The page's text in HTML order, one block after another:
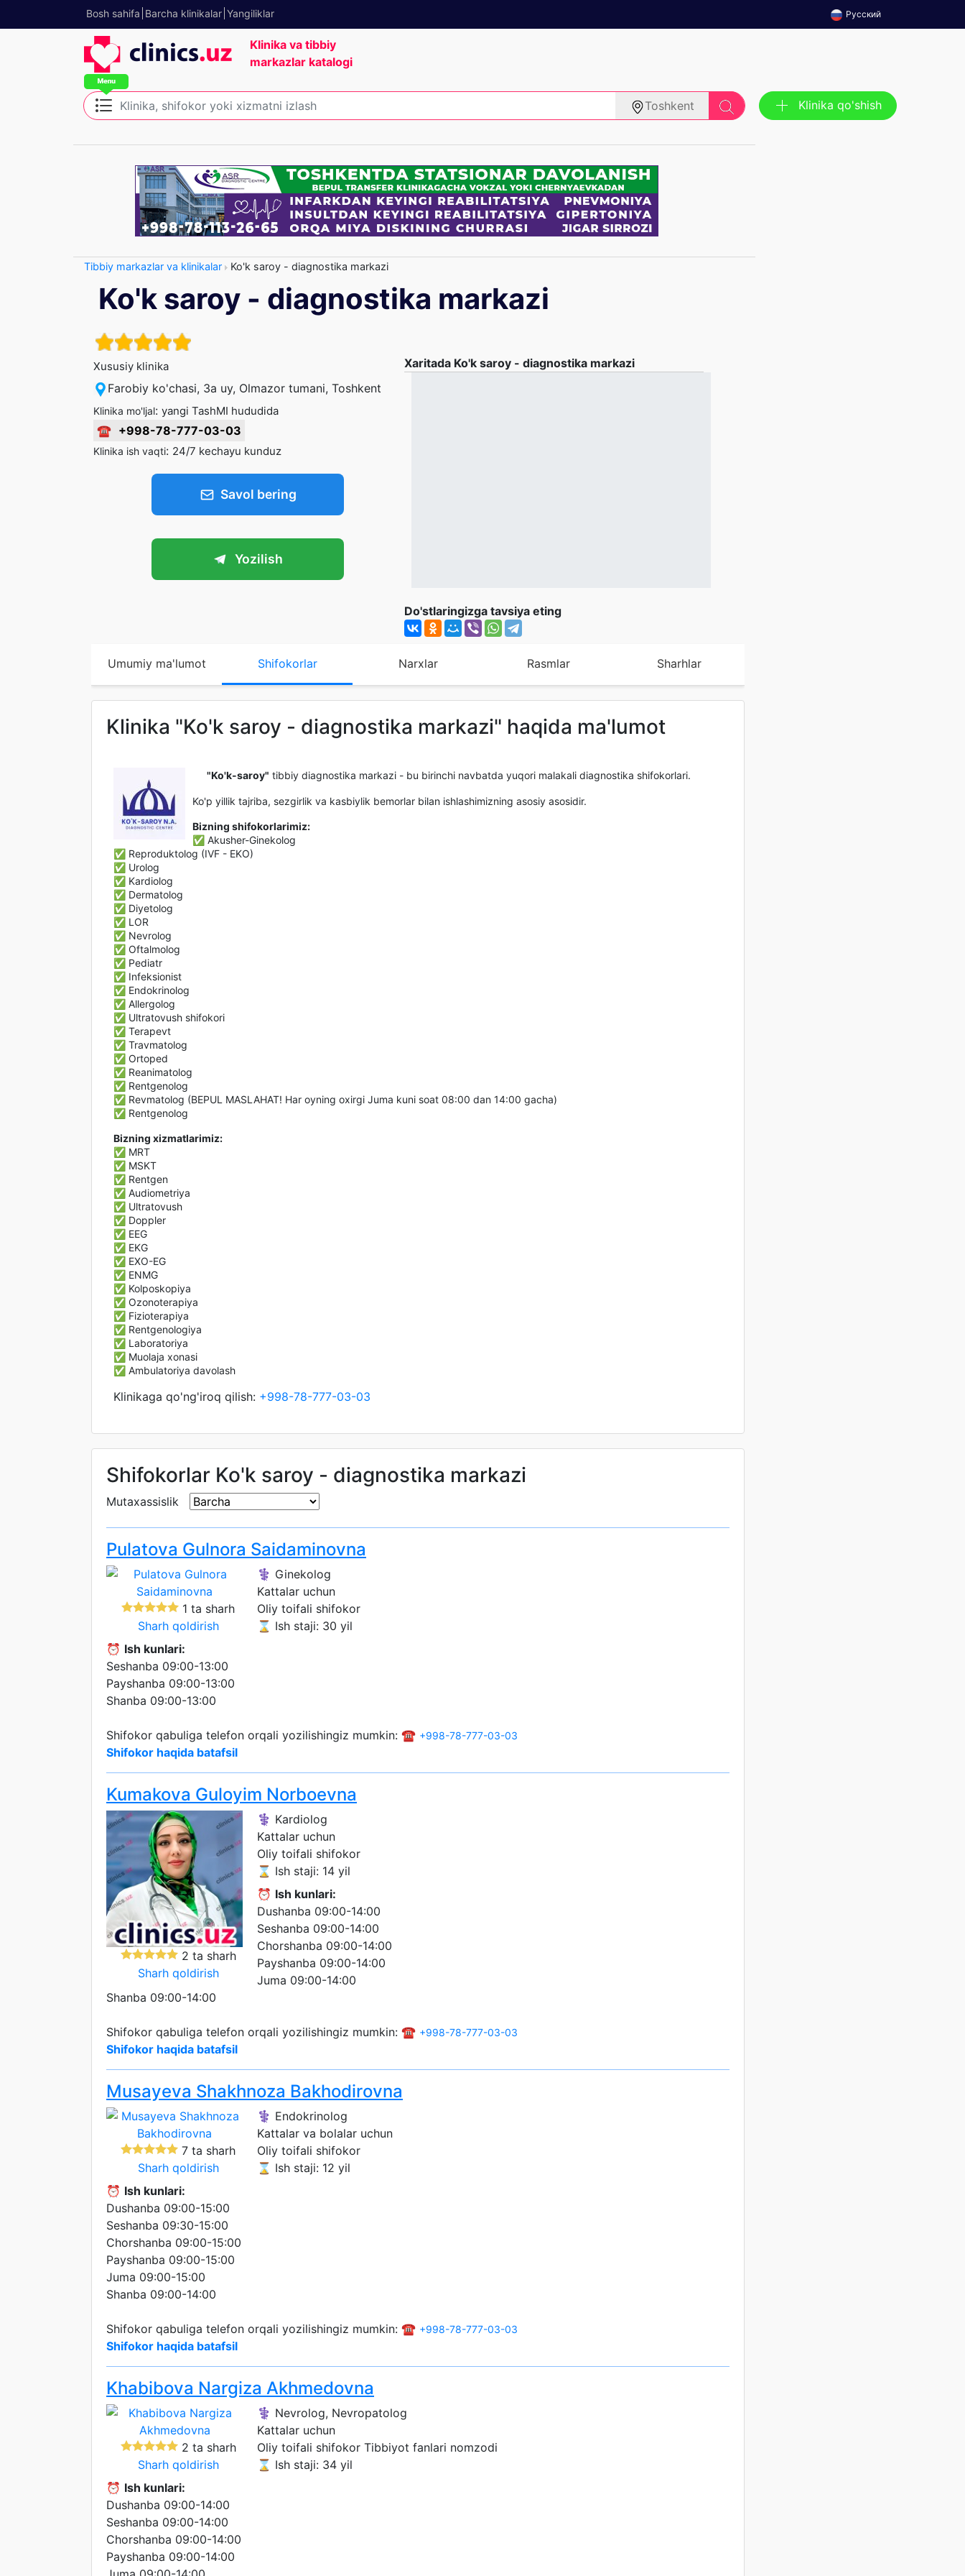
Bosh sahifa Barcha klinikalar Yangiliklar Русский
Klinika va tibbiy
markazlar katalogi
Toshkent Klinika qo'shish
Tibbiy markazlar va klinikalar Ko'k saroy - diagnostika markazi
Ko'k saroy - diagnostika markazi
Xususiy klinika
Farobiy ko'chasi, 3a uy, Olmazor tumani, Toshkent
Klinika mo'ljal: yangi TashMI hududida
☎ +998-78-777-03-03
Klinika ish vaqti: 24/7 kechayu kunduz
Savol bering
Yozilish
Xaritada Ko'k saroy - diagnostika markazi
Do'stlaringizga tavsiya eting
Umumiy ma'lumot Shifokorlar Narxlar Rasmlar Sharhlar
Klinika "Ko'k saroy - diagnostika markazi" haqida ma'lumot
"Ko'k-saroy" tibbiy diagnostika markazi - bu birinchi navbatda yuqori malakali diagnostika shifokorlari.
Ko'p yillik tajriba, sezgirlik va kasbiylik bemorlar bilan ishlashimizning asosiy asosidir.
Bizning shifokorlarimiz:
✅ Akusher-Ginekolog
✅ Reproduktolog (IVF - EKO)
✅ Urolog
✅ Kardiolog
✅ Dermatolog
✅ Diyetolog
✅ LOR
✅ Nevrolog
✅ Oftalmolog
✅ Pediatr
✅ Infeksionist
✅ Endokrinolog
✅ Allergolog
✅ Ultratovush shifokori
✅ Terapevt
✅ Travmatolog
✅ Ortoped
✅ Reanimatolog
✅ Rentgenolog
✅ Revmatolog (BEPUL MASLAHAT! Har oyning oxirgi Juma kuni soat 08:00 dan 14:00 gacha)
✅ Rentgenolog
Bizning xizmatlarimiz:
✅ MRT
✅ MSKT
✅ Rentgen
✅ Audiometriya
✅ Ultratovush
✅ Doppler
✅ EEG
✅ EKG
✅ EXO-EG
✅ ENMG
✅ Kolposkopiya
✅ Ozonoterapiya
✅ Fizioterapiya
✅ Rentgenologiya
✅ Laboratoriya
✅ Muolaja xonasi
✅ Ambulatoriya davolash
Klinikaga qo'ng'iroq qilish: +998-78-777-03-03
Shifokorlar Ko'k saroy - diagnostika markazi
Mutaxassislik
Pulatova Gulnora Saidaminovna
1 ta sharh
Sharh qoldirish
⚕️ Ginekolog
Kattalar uchun
Oliy toifali shifokor
⌛ Ish staji: 30 yil
⏰ Ish kunlari:
Seshanba 09:00-13:00
Payshanba 09:00-13:00
Shanba 09:00-13:00
Shifokor qabuliga telefon orqali yozilishingiz mumkin: ☎️ +998-78-777-03-03
Shifokor haqida batafsil
Kumakova Guloyim Norboevna
2 ta sharh
Sharh qoldirish
⚕️ Kardiolog
Kattalar uchun
Oliy toifali shifokor
⌛ Ish staji: 14 yil
⏰ Ish kunlari:
Dushanba 09:00-14:00
Seshanba 09:00-14:00
Chorshanba 09:00-14:00
Payshanba 09:00-14:00
Juma 09:00-14:00
Shanba 09:00-14:00
Shifokor qabuliga telefon orqali yozilishingiz mumkin: ☎️ +998-78-777-03-03
Shifokor haqida batafsil
Musayeva Shakhnoza Bakhodirovna
7 ta sharh
Sharh qoldirish
⚕️ Endokrinolog
Kattalar va bolalar uchun
Oliy toifali shifokor
⌛ Ish staji: 12 yil
⏰ Ish kunlari:
Dushanba 09:00-15:00
Seshanba 09:30-15:00
Chorshanba 09:00-15:00
Payshanba 09:00-15:00
Juma 09:00-15:00
Shanba 09:00-14:00
Shifokor qabuliga telefon orqali yozilishingiz mumkin: ☎️ +998-78-777-03-03
Shifokor haqida batafsil
Khabibova Nargiza Akhmedovna
2 ta sharh
Sharh qoldirish
⚕️ Nevrolog, Nevropatolog
Kattalar uchun
Oliy toifali shifokor Tibbiyot fanlari nomzodi
⌛ Ish staji: 34 yil
⏰ Ish kunlari:
Dushanba 09:00-14:00
Seshanba 09:00-14:00
Chorshanba 09:00-14:00
Payshanba 09:00-14:00